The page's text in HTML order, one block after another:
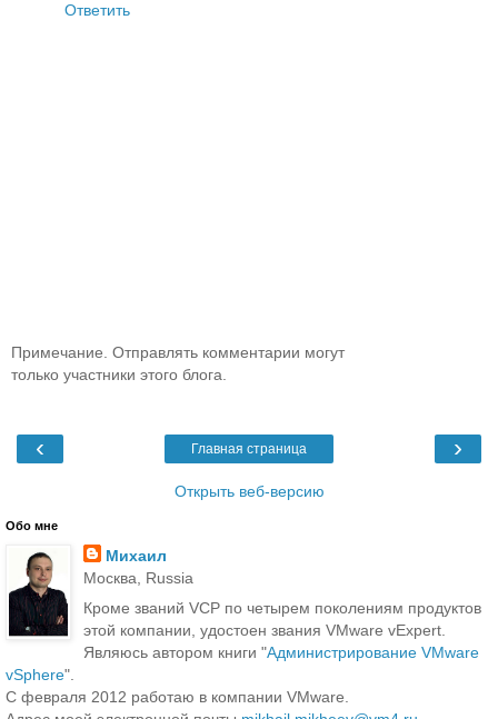
Ответить
Примечание. Отправлять комментарии могут
только участники этого блога.
‹ ›
Главная страница
Открыть веб-версию
Обо мне
Михаил
Москва, Russia
Кроме званий VCP по четырем поколениям продуктов
этой компании, удостоен звания VMware vExpert.
Являюсь автором книги "Администрирование VMware
vSphere".
С февраля 2012 работаю в компании VMware.